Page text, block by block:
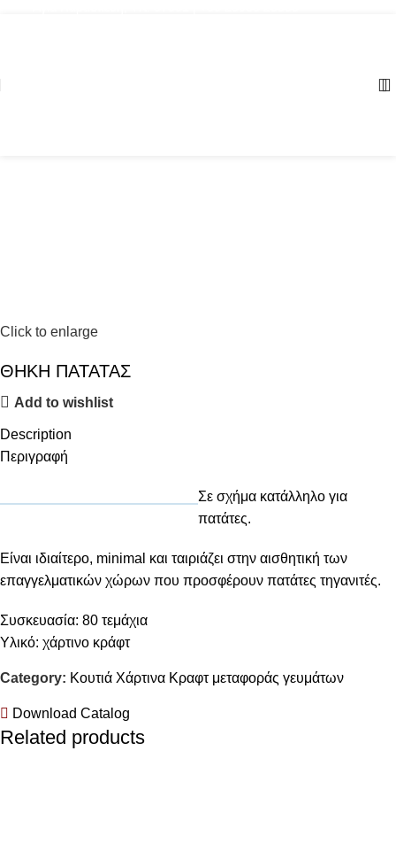
Click to enlarge
ΘΗΚΗ ΠΑΤΑΤΑΣ
Add to wishlist
Description
Περιγραφή
Σε σχήμα κατάλληλο για
πατάτες.
Eίναι ιδιαίτερο, minimal και ταιριάζει στην αισθητική των
επαγγελματικών χώρων που προσφέρουν πατάτες τηγανιτές.
Συσκευασία: 80 τεμάχια
Υλικό: χάρτινο κράφτ
Category: Κουτιά Χάρτινα Κραφτ μεταφοράς γευμάτων
Download Catalog
Related products